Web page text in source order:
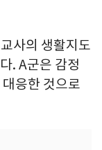
사의 생활지도
. A군은 감정
응한 것으로